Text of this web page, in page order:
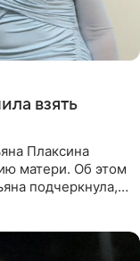
взять
Плаксина
матери. Об этом
подчеркнула,